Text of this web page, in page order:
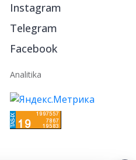
Instagram
Telegram
Facebook
Analitika